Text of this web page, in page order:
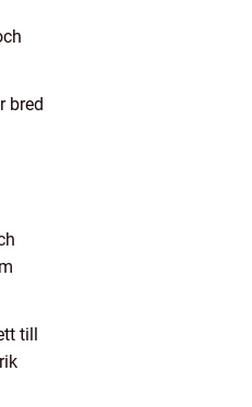
bred
till